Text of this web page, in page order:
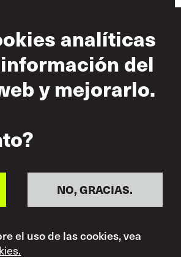
analíticas
del
y mejorarlo.
NO, GRACIAS.
el uso de las cookies, vea